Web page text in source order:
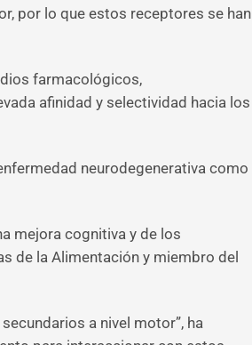
por lo que estos receptores se han
farmacológicos,
afinidad y selectividad hacia los
neurodegenerativa como
mejora cognitiva y de los
de la Alimentación y miembro del
a nivel motor”, ha